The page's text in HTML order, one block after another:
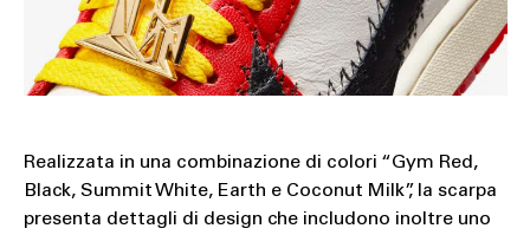
Realizzata in una combinazione di colori “Gym Red,
Black, Summit White, Earth e Coconut Milk”, la scarpa
presenta dettagli di design che includono inoltre uno